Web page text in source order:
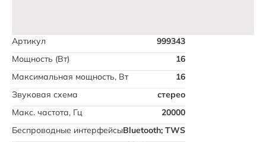
Артикул
999343
Мощность (Вт)
16
Максимальная мощность, Вт
16
Звуковая схема
стерео
Макс. частота, Гц
20000
Беспроводные интерфейсыBluetooth; TWS